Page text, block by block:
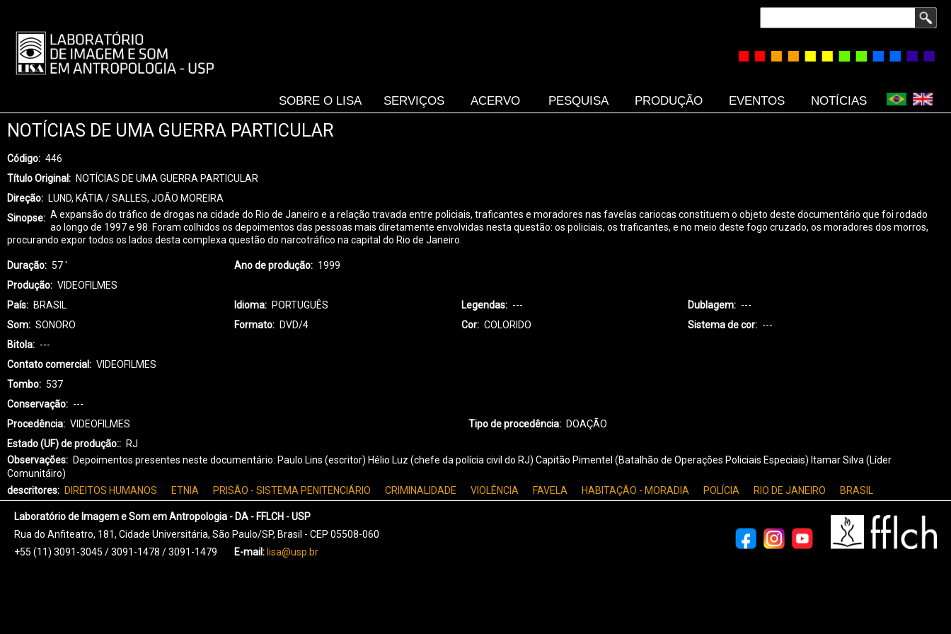
para
conteúdo
LISA
MENU
SOBRE O LISA SERVIÇOS ACERVO PESQUISA PRODUÇÃO EVENTOS NOTÍCIAS
NOTÍCIAS DE UMA GUERRA PARTICULAR
Código
446
Título Original
NOTÍCIAS DE UMA GUERRA PARTICULAR
Direção
LUND, KÁTIA / SALLES, JOÃO MOREIRA
Sinopse
A expansão do tráfico de drogas na cidade do Rio de Janeiro e a relação travada entre policiais, traficantes e moradores nas favelas cariocas constituem o objeto deste documentário que foi rodado
ao longo de 1997 e 98. Foram colhidos os depoimentos das pessoas mais diretamente envolvidas nesta questão: os policiais, os traficantes, e no meio deste fogo cruzado, os moradores dos morros,
procurando expor todos os lados desta complexa questão do narcotráfico na capital do Rio de Janeiro.
Duração 57 ' Ano de produção
1999
Produção
VIDEOFILMES
País
BRASIL Idioma PORTUGUÊS Legendas --- Dublagem
---
Som
SONORO Formato DVD/4 Cor COLORIDO Sistema de cor
---
Bitola
---
Contato comercial
VIDEOFILMES
Tombo
537
Conservação
---
Procedência
VIDEOFILMES Tipo de procedência
DOAÇÃO
Estado (UF) de produção:
RJ
Observações
Depoimentos presentes neste documentário: Paulo Lins (escritor) Hélio Luz (chefe da polícia civil do RJ) Capitão Pimentel (Batalhão de Operações Policiais Especiais) Itamar Silva (Líder
Comunitáiro)
descritores
DIREITOS HUMANOS ETNIA PRISÃO - SISTEMA PENITENCIÁRIO CRIMINALIDADE VIOLÊNCIA FAVELA HABITAÇÃO - MORADIA POLÍCIA RIO DE JANEIRO BRASIL
Laboratório de Imagem e Som em Antropologia - DA - FFLCH - USP
Rua do Anfiteatro, 181, Cidade Universitária, São Paulo/SP, Brasil - CEP 05508-060
+55 (11) 3091-3045 / 3091-1478 / 3091-1479
E-mail: lisa@usp.br